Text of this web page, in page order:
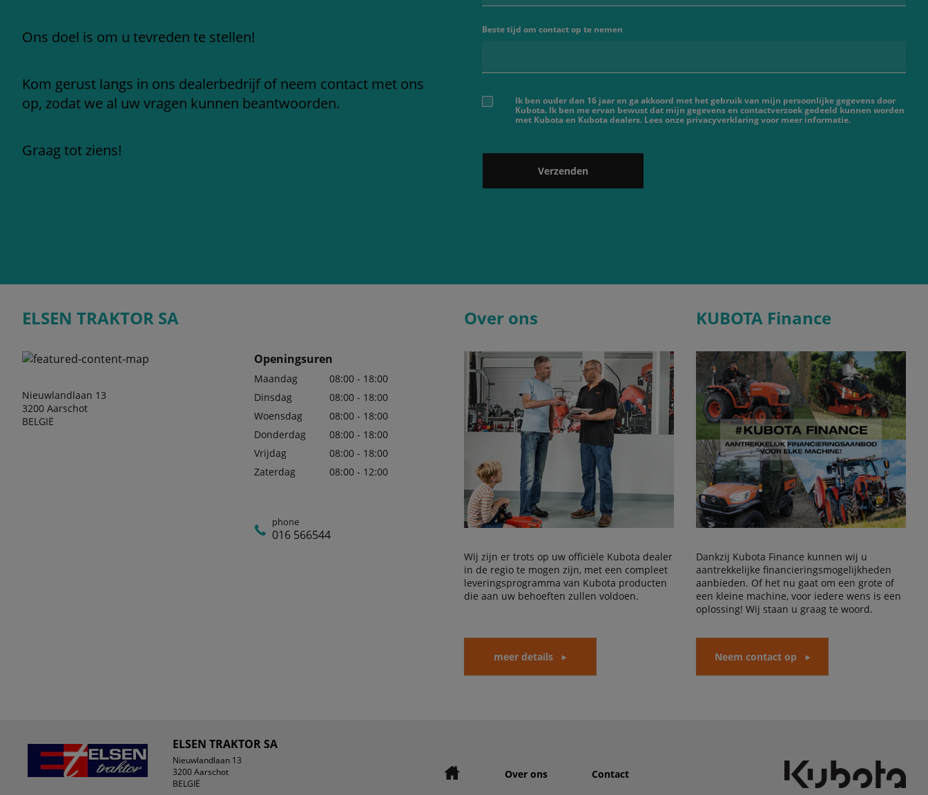
Ons doel is om u tevreden te stellen!
Kom gerust langs in ons dealerbedrijf of neem contact met ons
op, zodat we al uw vragen kunnen beantwoorden.
Graag tot ziens!
Beste tijd om contact op te nemen
Ik ben ouder dan 16 jaar en ga akkoord met het gebruik van mijn persoonlijke gegevens door
Kubota. Ik ben me ervan bewust dat mijn gegevens en contactverzoek gedeeld kunnen worden
met Kubota en Kubota dealers. Lees onze privacyverklaring voor meer informatie.
Verzenden
ELSEN TRAKTOR SA
Nieuwlandlaan 13
3200 Aarschot
BELGIË
Openingsuren
Maandag
08:00 - 18:00
Dinsdag
08:00 - 18:00
Woensdag
08:00 - 18:00
Donderdag
08:00 - 18:00
Vrijdag
08:00 - 18:00
Zaterdag
08:00 - 12:00
phone
016 566544
Over ons
Wij zijn er trots op uw officiële Kubota dealer
in de regio te mogen zijn, met een compleet
leveringsprogramma van Kubota producten
die aan uw behoeften zullen voldoen.
meer details
KUBOTA Finance
Dankzij Kubota Finance kunnen wij u
aantrekkelijke financieringsmogelijkheden
aanbieden. Of het nu gaat om een grote of
een kleine machine, voor iedere wens is een
oplossing! Wij staan u graag te woord.
Neem contact op
ELSEN TRAKTOR SA
Nieuwlandlaan 13
3200 Aarschot
BELGIË
Over ons Contact